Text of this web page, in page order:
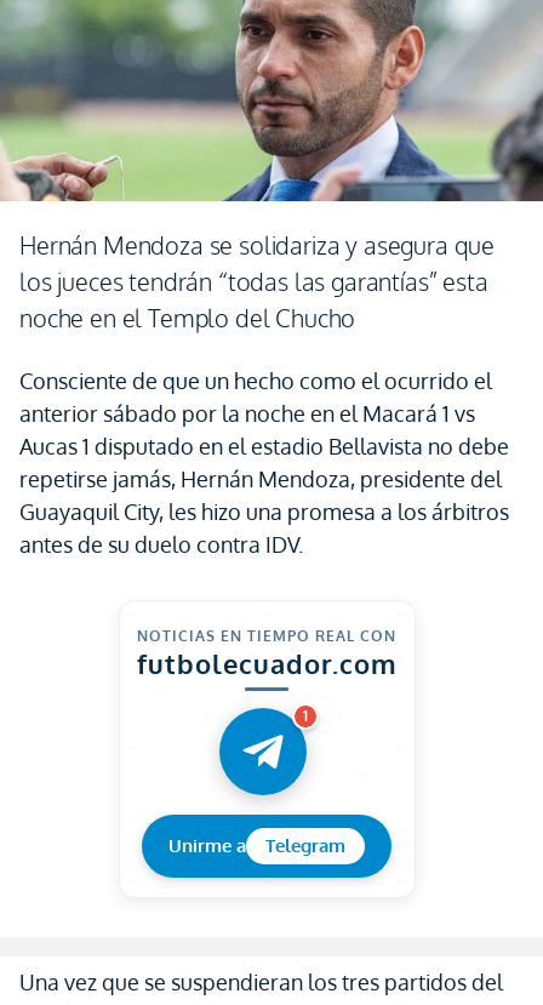
Hernán Mendoza se solidariza y asegura que
los jueces tendrán “todas las garantías” esta
noche en el Templo del Chucho
Consciente de que un hecho como el ocurrido el
anterior sábado por la noche en el Macará 1 vs
Aucas 1 disputado en el estadio Bellavista no debe
repetirse jamás, Hernán Mendoza, presidente del
Guayaquil City, les hizo una promesa a los árbitros
antes de su duelo contra IDV.
NOTICIAS EN TIEMPO REAL CON
futbolecuador.com
1
Unirme a Telegram
Una vez que se suspendieran los tres partidos del